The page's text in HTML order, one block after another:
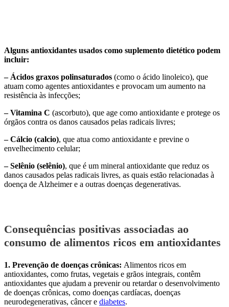
Alguns antioxidantes usados como suplemento dietético podem
incluir:
– Ácidos graxos polinsaturados (como o ácido linoleico), que
atuam como agentes antioxidantes e provocam um aumento na
resistência às infecções;
– Vitamina C (ascorbuto), que age como antioxidante e protege os
órgãos contra os danos causados pelas radicais livres;
– Cálcio (calcio), que atua como antioxidante e previne o
envelhecimento celular;
– Selênio (selênio), que é um mineral antioxidante que reduz os
danos causados pelas radicais livres, as quais estão relacionadas à
doença de Alzheimer e a outras doenças degenerativas.
Consequências positivas associadas ao
consumo de alimentos ricos em antioxidantes
1. Prevenção de doenças crônicas: Alimentos ricos em
antioxidantes, como frutas, vegetais e grãos integrais, contêm
antioxidantes que ajudam a prevenir ou retardar o desenvolvimento
de doenças crônicas, como doenças cardíacas, doenças
neurodegenerativas, câncer e diabetes.